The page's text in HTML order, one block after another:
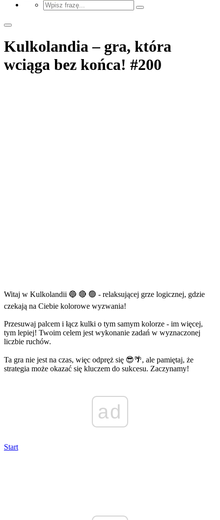
Kulkolandia – gra, która
wciąga bez końca! #200
Witaj w Kulkolandii 🔵 🔴 🟢 - relaksującej grze logicznej, gdzie
czekają na Ciebie kolorowe wyzwania!
Przesuwaj palcem i łącz kulki o tym samym kolorze - im więcej,
tym lepiej! Twoim celem jest wykonanie zadań w wyznaczonej
liczbie ruchów.
Ta gra nie jest na czas, więc odpręż się 😎🌴, ale pamiętaj, że
strategia może okazać się kluczem do sukcesu. Zaczynamy!
ad
Start